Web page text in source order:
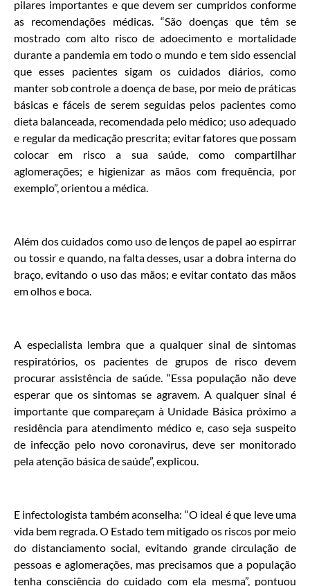
pilares importantes e que devem ser cumpridos conforme
as recomendações médicas. “São doenças que têm se
mostrado com alto risco de adoecimento e mortalidade
durante a pandemia em todo o mundo e tem sido essencial
que esses pacientes sigam os cuidados diários, como
manter sob controle a doença de base, por meio de práticas
básicas e fáceis de serem seguidas pelos pacientes como
dieta balanceada, recomendada pelo médico; uso adequado
e regular da medicação prescrita; evitar fatores que possam
colocar em risco a sua saúde, como compartilhar
aglomerações; e higienizar as mãos com frequência, por
exemplo”, orientou a médica.
Além dos cuidados como uso de lenços de papel ao espirrar
ou tossir e quando, na falta desses, usar a dobra interna do
braço, evitando o uso das mãos; e evitar contato das mãos
em olhos e boca.
A especialista lembra que a qualquer sinal de sintomas
respiratórios, os pacientes de grupos de risco devem
procurar assistência de saúde. “Essa população não deve
esperar que os sintomas se agravem. A qualquer sinal é
importante que compareçam à Unidade Básica próximo a
residência para atendimento médico e, caso seja suspeito
de infecção pelo novo coronavirus, deve ser monitorado
pela atenção básica de saúde”, explicou.
E infectologista também aconselha: “O ideal é que leve uma
vida bem regrada. O Estado tem mitigado os riscos por meio
do distanciamento social, evitando grande circulação de
pessoas e aglomerações, mas precisamos que a população
tenha consciência do cuidado com ela mesma”, pontuou